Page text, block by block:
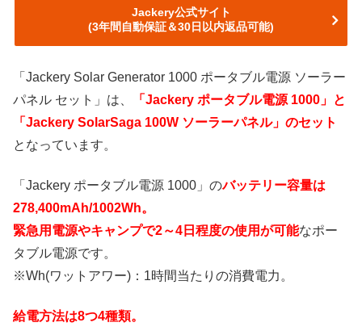
Jackery公式サイト
(3年間自動保証＆30日以内返品可能)
「Jackery Solar Generator 1000 ポータブル電源 ソーラー
パネル セット」は、
「Jackery ポータブル電源 1000」と
「Jackery SolarSaga 100W ソーラーパネル」のセット
となっています。
「Jackery ポータブル電源 1000」のバッテリー容量は
278,400mAh/1002Wh。
緊急用電源やキャンプで2～4日程度の使用が可能なポー
タブル電源です。
※Wh(ワットアワー)：1時間当たりの消費電力。
給電方法は8つ4種類。